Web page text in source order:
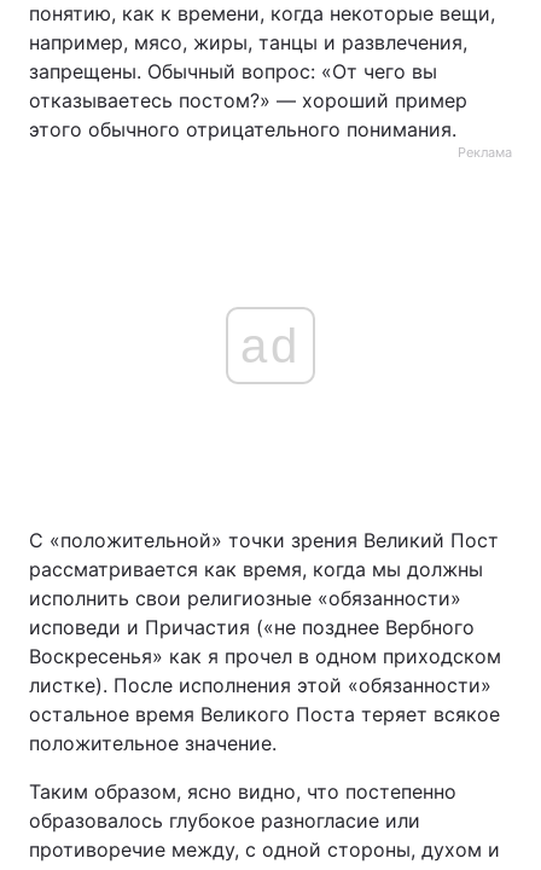
понятию, как к времени, когда некоторые вещи,
например, мясо, жиры, танцы и развлечения,
запрещены. Обычный вопрос: «От чего вы
отказываетесь постом?» — хороший пример
этого обычного отрицательного понимания.
Реклама
ad
С «положительной» точки зрения Великий Пост
рассматривается как время, когда мы должны
исполнить свои религиозные «обязанности»
исповеди и Причастия («не позднее Вербного
Воскресенья» как я прочел в одном приходском
листке). После исполнения этой «обязанности»
остальное время Великого Поста теряет всякое
положительное значение.
Таким образом, ясно видно, что постепенно
образовалось глубокое разногласие или
противоречие между, с одной стороны, духом и